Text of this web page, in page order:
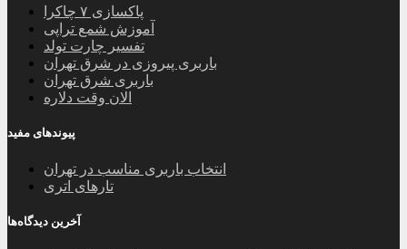
پاکسازی ۷ چاکرا
آموزش شمع تراپی
تفسیر چارت تولد
باربری پیروزی در شرق تهران
باربری شرق تهران
الان وقت دلاره
پیوندهای مفید
انتخاب باربری مناسب در تهران
تارهای اتری
آخرین دیدگاه‌ها